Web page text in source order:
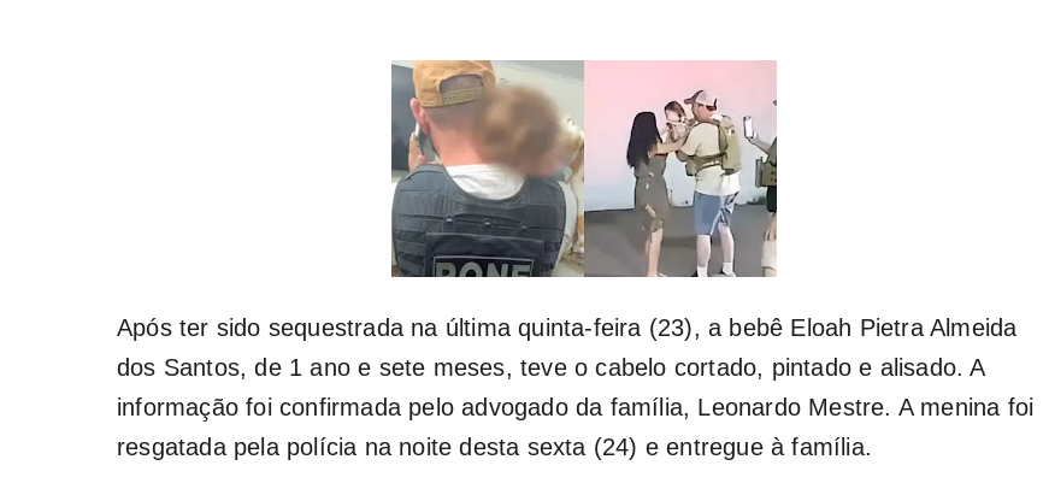
Após ter sido sequestrada na última quinta-feira (23), a bebê Eloah Pietra Almeida
dos Santos, de 1 ano e sete meses, teve o cabelo cortado, pintado e alisado. A
informação foi confirmada pelo advogado da família, Leonardo Mestre. A menina foi
resgatada pela polícia na noite desta sexta (24) e entregue à família.